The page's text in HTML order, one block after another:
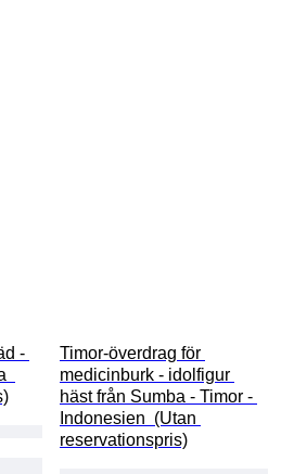
-
Timor-överdrag för
medicinburk - idolfigur
häst från Sumba - Timor -
Indonesien  (Utan
reservationspris)